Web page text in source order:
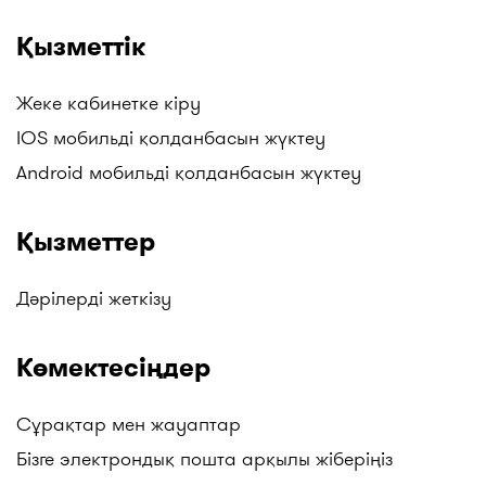
дәріханалары, "Salamat" дәріханалары, ТБД
басқалар. Жаңартуларды бақылаңыздар!
Қызметтік
Жеке кабинетке кіру
IOS мобильді қолданбасын жүктеу
Android мобильді қолданбасын жүктеу
Қызметтер
Дәрілерді жеткізу
Көмектесіңдер
Сұрақтар мен жауаптар
Бізге электрондық пошта арқылы жіберіңіз